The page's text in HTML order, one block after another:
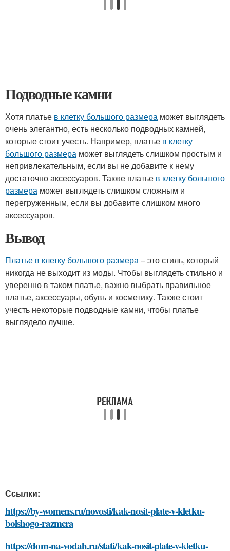
Подводные камни
Хотя платье в клетку большого размера может выглядеть
очень элегантно, есть несколько подводных камней,
которые стоит учесть. Например, платье в клетку
большого размера может выглядеть слишком простым и
непривлекательным, если вы не добавите к нему
достаточно аксессуаров. Также платье в клетку большого
размера может выглядеть слишком сложным и
перегруженным, если вы добавите слишком много
аксессуаров.
Вывод
Платье в клетку большого размера– это стиль, который
никогда не выходит из моды. Чтобы выглядеть стильно и
уверенно в таком платье, важно выбрать правильное
платье, аксессуары, обувь и косметику. Также стоит
учесть некоторые подводные камни, чтобы платье
выглядело лучше.
Ссылки:
https://by-womens.ru/novosti/kak-nosit-plate-v-kletku-
bolshogo-razmera
https://dom-na-vodah.ru/stati/kak-nosit-plate-v-kletku-